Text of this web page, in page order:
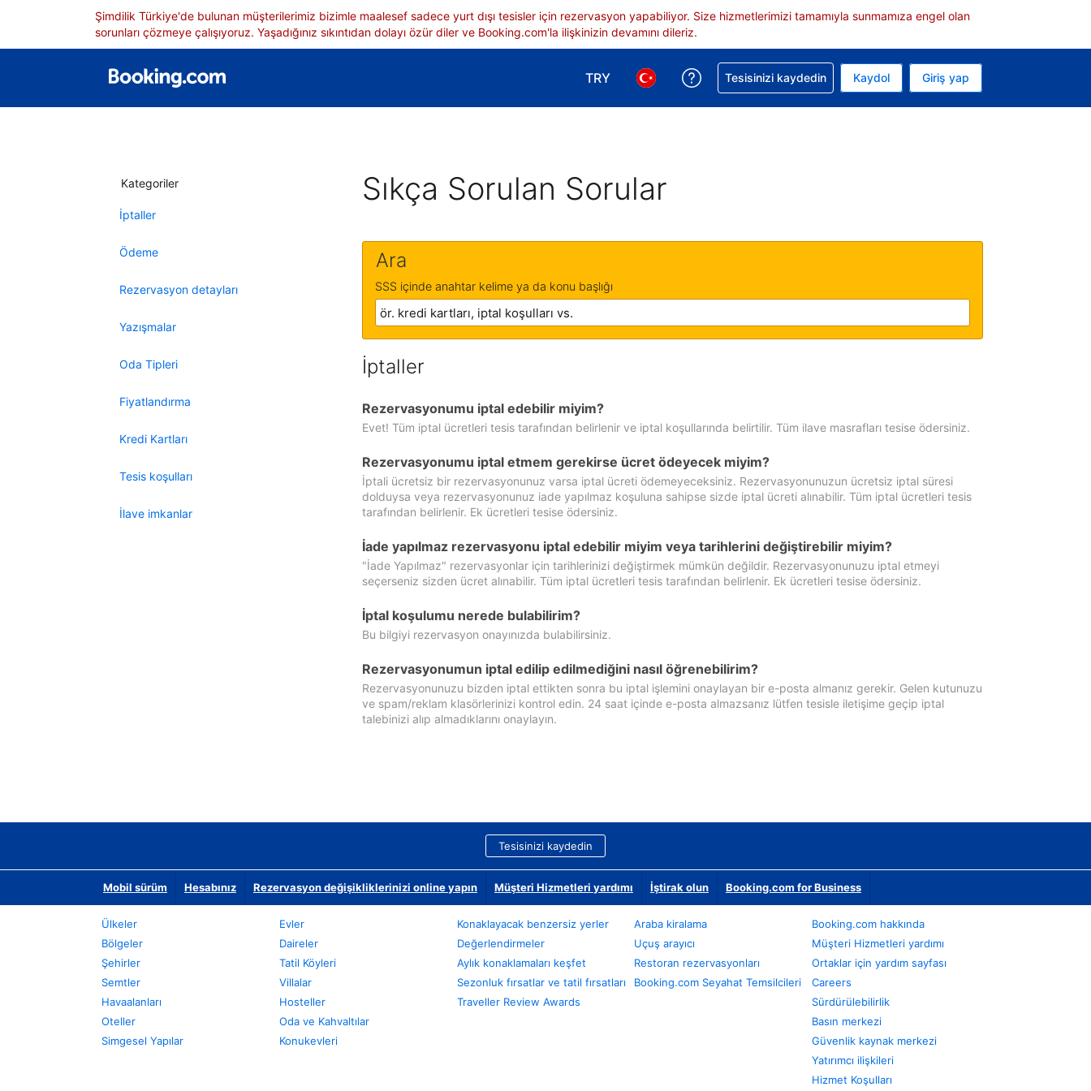
Şimdilik Türkiye'de bulunan müşterilerimiz bizimle maalesef sadece yurt dışı tesisler için rezervasyon yapabiliyor. Size hizmetlerimizi tamamıyla sunmamıza engel olan
sorunları çözmeye çalışıyoruz. Yaşadığınız sıkıntıdan dolayı özür diler ve Booking.com'la ilişkinizin devamını dileriz.
TRY
Para birimi seçimi yap. Mevcut para biriminiz Türk lirası
Dil seçimi yap. Mevcut diliniz Türkçe
Rezervasyonunuzla ilgili yardım alın
Tesisinizi kaydedin Kaydol Giriş yap
Kategoriler
İptaller
Ödeme
Rezervasyon detayları
Yazışmalar
Oda Tipleri
Fiyatlandırma
Kredi Kartları
Tesis koşulları
İlave imkanlar
Sıkça Sorulan Sorular
Ara
SSS içinde anahtar kelime ya da konu başlığı
İptaller
Rezervasyonumu iptal edebilir miyim?
Evet! Tüm iptal ücretleri tesis tarafından belirlenir ve iptal koşullarında belirtilir. Tüm ilave masrafları tesise ödersiniz.
Rezervasyonumu iptal etmem gerekirse ücret ödeyecek miyim?
İptali ücretsiz bir rezervasyonunuz varsa iptal ücreti ödemeyeceksiniz. Rezervasyonunuzun ücretsiz iptal süresi
dolduysa veya rezervasyonunuz iade yapılmaz koşuluna sahipse sizde iptal ücreti alınabilir. Tüm iptal ücretleri tesis
tarafından belirlenir. Ek ücretleri tesise ödersiniz.
İade yapılmaz rezervasyonu iptal edebilir miyim veya tarihlerini değiştirebilir miyim?
"İade Yapılmaz" rezervasyonlar için tarihlerinizi değiştirmek mümkün değildir. Rezervasyonunuzu iptal etmeyi
seçerseniz sizden ücret alınabilir. Tüm iptal ücretleri tesis tarafından belirlenir. Ek ücretleri tesise ödersiniz.
İptal koşulumu nerede bulabilirim?
Bu bilgiyi rezervasyon onayınızda bulabilirsiniz.
Rezervasyonumun iptal edilip edilmediğini nasıl öğrenebilirim?
Rezervasyonunuzu bizden iptal ettikten sonra bu iptal işlemini onaylayan bir e-posta almanız gerekir. Gelen kutunuzu
ve spam/reklam klasörlerinizi kontrol edin. 24 saat içinde e-posta almazsanız lütfen tesisle iletişime geçip iptal
talebinizi alıp almadıklarını onaylayın.
Tesisinizi kaydedin
Mobil sürüm Hesabınız Rezervasyon değişikliklerinizi online yapın Müşteri Hizmetleri yardımı İştirak olun Booking.com for Business
Ülkeler
Bölgeler
Şehirler
Semtler
Havaalanları
Oteller
Simgesel Yapılar
Evler
Daireler
Tatil Köyleri
Villalar
Hosteller
Oda ve Kahvaltılar
Konukevleri
Konaklayacak benzersiz yerler
Değerlendirmeler
Aylık konaklamaları keşfet
Sezonluk fırsatlar ve tatil fırsatları
Traveller Review Awards
Araba kiralama
Uçuş arayıcı
Restoran rezervasyonları
Booking.com Seyahat Temsilcileri
Booking.com hakkında
Müşteri Hizmetleri yardımı
Ortaklar için yardım sayfası
Careers
Sürdürülebilirlik
Basın merkezi
Güvenlik kaynak merkezi
Yatırımcı ilişkileri
Hizmet Koşulları